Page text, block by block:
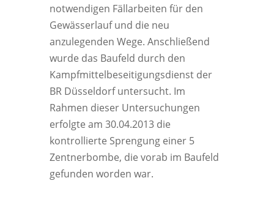
notwendigen Fällarbeiten für den
Gewässerlauf und die neu
anzulegenden Wege. Anschließend
wurde das Baufeld durch den
Kampfmittelbeseitigungsdienst der
BR Düsseldorf untersucht. Im
Rahmen dieser Untersuchungen
erfolgte am 30.04.2013 die
kontrollierte Sprengung einer 5
Zentnerbombe, die vorab im Baufeld
gefunden worden war.